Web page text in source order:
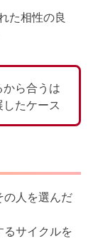
た相性の良
から合うは
たケース
の人を選んだ
サイクルを